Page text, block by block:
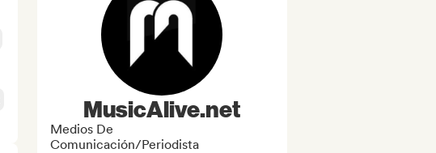
MusicAlive.net
Medios De
Comunicación/Periodista